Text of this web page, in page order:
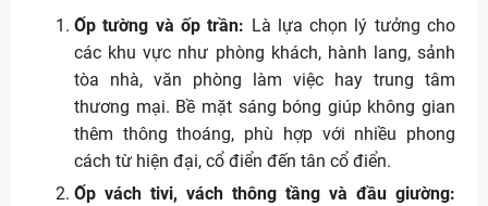
Ốp tường và ốp trần: Là lựa chọn lý tưởng cho
các khu vực như phòng khách, hành lang, sảnh
tòa nhà, văn phòng làm việc hay trung tâm
thương mại. Bề mặt sáng bóng giúp không gian
thêm thông thoáng, phù hợp với nhiều phong
cách từ hiện đại, cổ điển đến tân cổ điển.
Ốp vách tivi, vách thông tầng và đầu giường: